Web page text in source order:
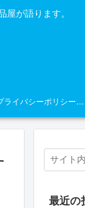
屋が語ります。
プライバシーポリシー・免責事項
最近の